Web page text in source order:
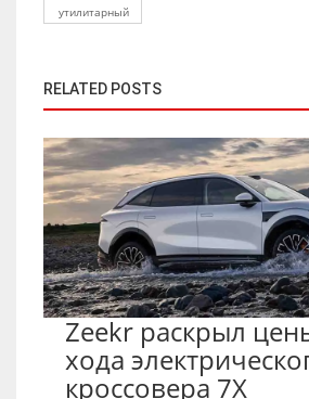
утилитарный
RELATED POSTS
Zeekr раскрыл
хода
кроссовера 7X